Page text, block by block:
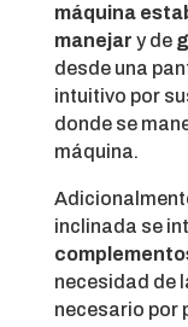
máquina
manejar y de
desde una
intuitivo por
donde se
máquina.
inclinada se
necesidad de
necesario por